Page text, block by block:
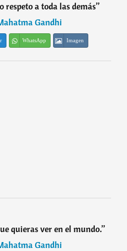
respeto a toda las demás”
Gandhi
WhatsApp Imagen
quieras ver en el mundo.”
Gandhi